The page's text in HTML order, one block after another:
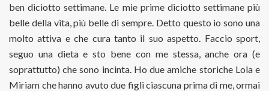
ben diciotto settimane. Le mie prime diciotto settimane più
belle della vita, più belle di sempre. Detto questo io sono una
molto attiva e che cura tanto il suo aspetto. Faccio sport,
seguo una dieta e sto bene con me stessa, anche ora (e
soprattutto) che sono incinta. Ho due amiche storiche Lola e
Miriam che hanno avuto due figli ciascuna prima di me, ormai